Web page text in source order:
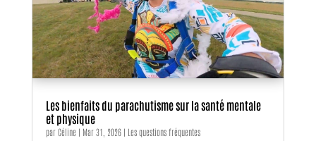
Les bienfaits du parachutisme sur la santé mentale
et physique
parCéline | Mar 31, 2026| Les questions fréquentes